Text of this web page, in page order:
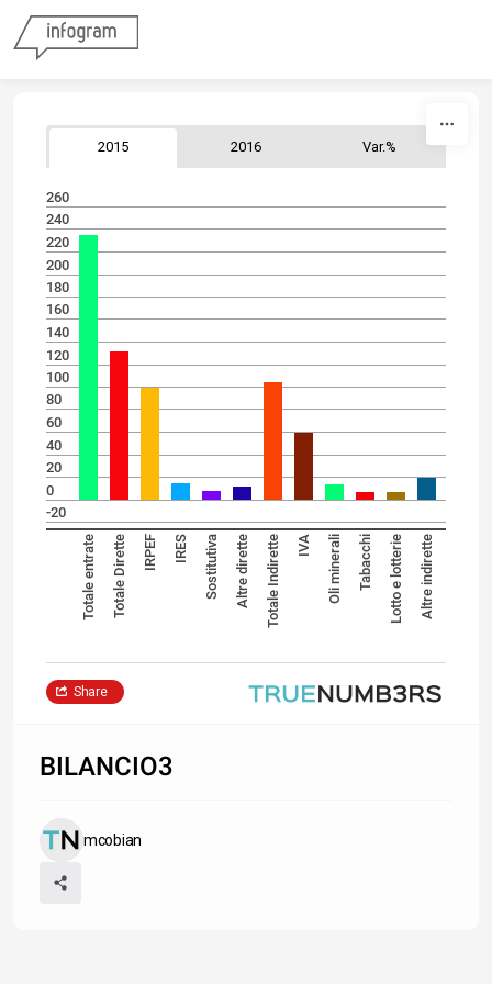
2015 2016 Var.%
260
240
220
200
180
160
140
120
100
80
60
40
20
0
-20
Totale entrate Totale Dirette IRPEF IRES Sostitutiva Altre dirette Totale Indirette IVA Oli minerali Tabacchi Lotto e lotterie Altre indirette
Share
BILANCIO3
mcobian